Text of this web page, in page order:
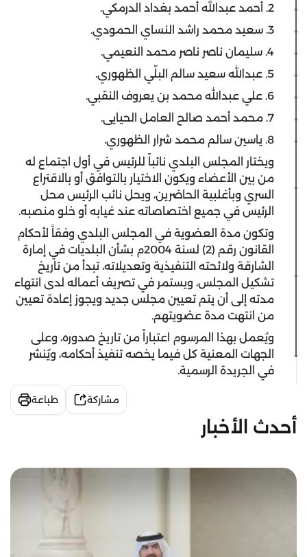
2. أحمد عبدالله أحمد بغداد الدرمكي.
3. سعيد محمد راشد النساي الحمودي.
4. سليمان ناصر ناصر محمد النعيمي.
5. عبدالله سعيد سالم البلّي الظهوري.
6. علي عبدالله محمد بن يعروف النقبي.
7. محمد أحمد صالح العامل الحيايى.
8. ياسين سالم محمد شرار الظهوري.
ويختار المجلس البلدي نائباً للرئيس في أول اجتماع له
من بين الأعضاء ويكون الاختيار بالتوافق أو بالاقتراع
السري وبأغلبية الحاضرين، ويحل نائب الرئيس محل
الرئيس في جميع اختصاصاته عند غيابه أو خلو منصبه.
وتكون مدة العضوية في المجلس البلدي وفقاً لأحكام
القانون رقم (2) لسنة 2004م بشأن البلديات في إمارة
الشارقة ولائحته التنفيذية وتعديلاته، تبدأ من تاريخ
تشكيل المجلس، ويستمر في تصريف أعماله لدى انتهاء
مدته إلى أن يتم تعيين مجلس جديد ويجوز إعادة تعيين
من انتهت مدة عضويتهم.
ويُعمل بهذا المرسوم اعتباراً من تاريخ صدوره، وعلى
الجهات المعنية كل فيما يخصه تنفيذ أحكامه، ويُنشر
في الجريدة الرسمية.
مشاركة طباعة
أحدث الأخبار